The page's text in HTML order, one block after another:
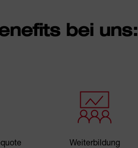
bei uns:
Weiterbildung